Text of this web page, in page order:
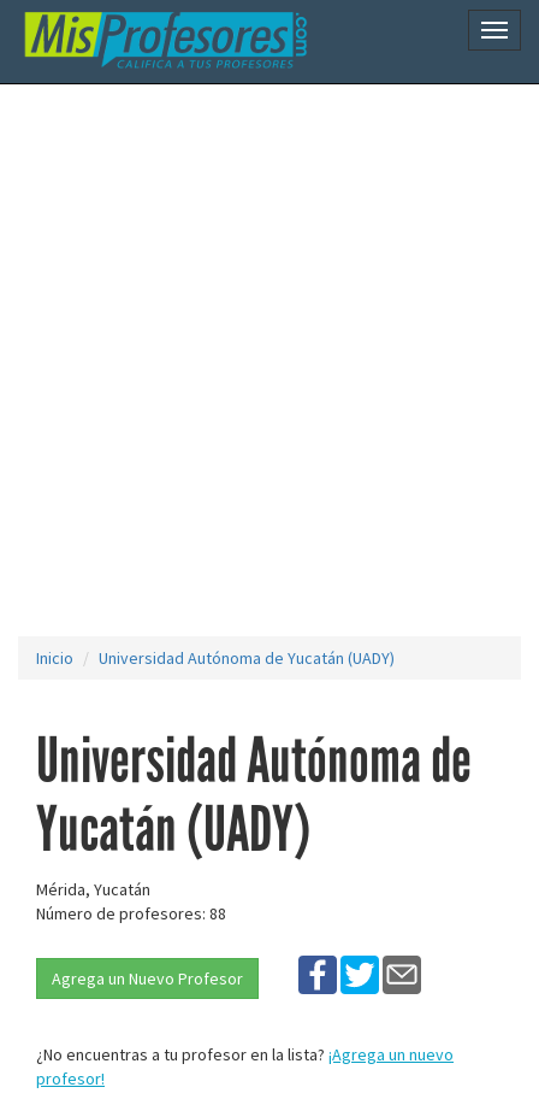
Inicio Universidad Autónoma de Yucatán (UADY)
Universidad Autónoma de
Yucatán (UADY)
Mérida, Yucatán
Número de profesores: 88
Agrega un Nuevo Profesor
¿No encuentras a tu profesor en la lista? ¡Agrega un nuevo
profesor!